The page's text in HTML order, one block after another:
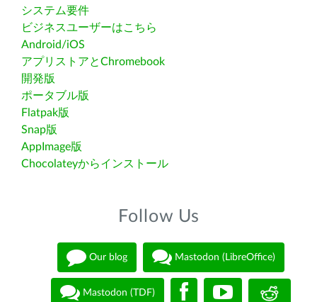
システム要件
ビジネスユーザーはこちら
Android/iOS
アプリストアとChromebook
開発版
ポータブル版
Flatpak版
Snap版
AppImage版
Chocolateyからインストール
Follow Us
Our blog Mastodon (LibreOffice)
Mastodon (TDF)